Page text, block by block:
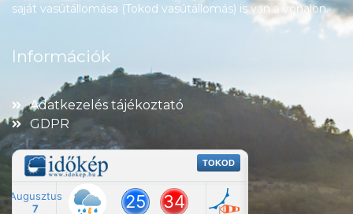
saját vasútállomása (Tokod vasútállomás) is van a vonalon.
Információk
Adatkezelés tájékoztató
GDPR